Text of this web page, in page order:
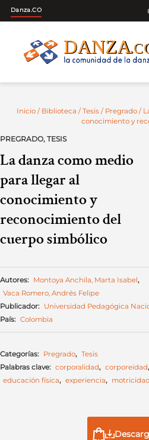
Danza.CO
Inicio / Biblioteca / Tesis / Pregrado /
conocimiento y
PREGRADO, TESIS
La danza como medio
para llegar al
conocimiento y
reconocimiento del
cuerpo simbólico
Autores: Montoya Anchila, Marta Isabel,
Vaca Romero, Andrés Felipe
Publicador: Universidad Pedagógica
País: Colombia
Categorías: Pregrado, Tesis
Palabras clave: corporalidad, corporeidad,
educación física, experiencia,